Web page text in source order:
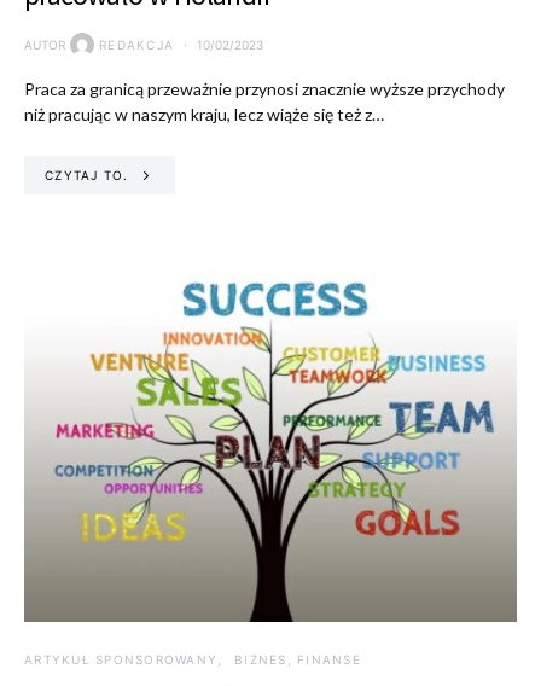
AUTOR REDAKCJA 10/02/2023
Praca za granicą przeważnie przynosi znacznie wyższe przychody
niż pracując w naszym kraju, lecz wiąże się też z…
CZYTAJ TO.
ARTYKUŁ SPONSOROWANY BIZNES, FINANSE